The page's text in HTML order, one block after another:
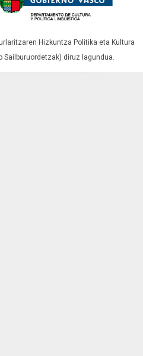
Hizkuntza Politika eta Kultura
Sailburuordetzak) diruz lagundua.